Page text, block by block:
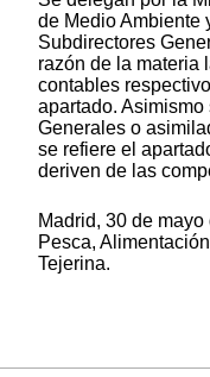
de Medio Ambiente
Subdirectores
razón de la materia
contables
apartado.
Generales o
se refiere el
deriven de las
Madrid, 30 de
Pesca,
Tejerina.